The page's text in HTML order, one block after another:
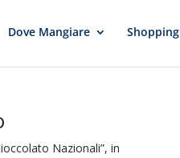
Dove Mangiare Shopping
Nazionali”, in